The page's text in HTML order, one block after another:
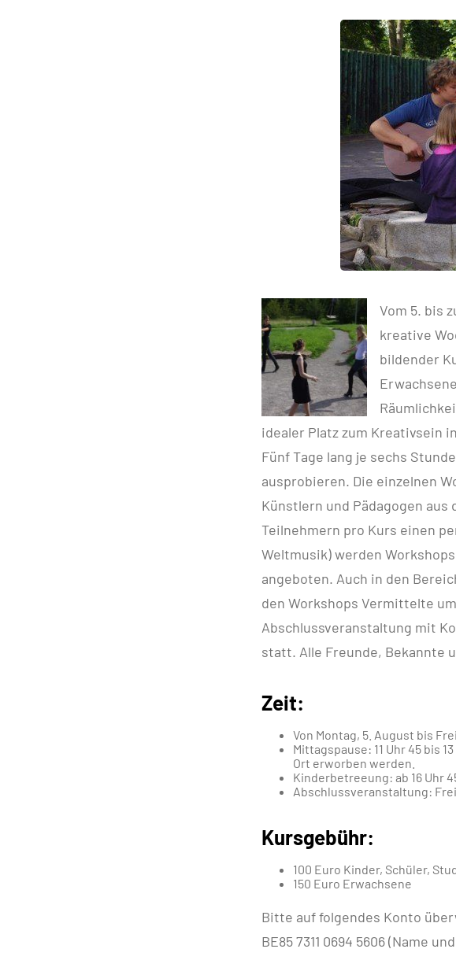
Vom 5. bis
kreative
bildender
idealer Platz zum Kreativsein
Fünf Tage lang je sechs
ausprobieren. Die einzelnen
Künstlern und Pädagogen
Teilnehmern pro Kurs einen
Weltmusik) werden
angeboten. Auch in den
den Workshops Vermittelte
Abschlussveranstaltung mit
statt. Alle Freunde, Bekannte
Zeit:
Von Montag, 5. August bis
Mittagspause: 11 Uhr 45 bis
Ort erworben werden.
Kinderbetreeung: ab 16 Uhr
Abschlussveranstaltung:
Kursgebühr:
100 Euro Kinder, Schüler,
150 Euro Erwachsene
Bitte auf folgendes Konto
BE85 7311 0694 5606 (Name